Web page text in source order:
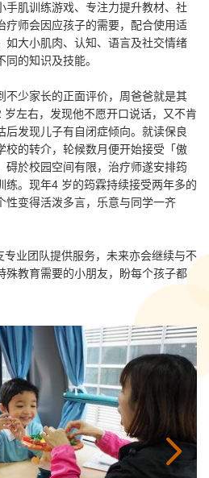
手肌训练游戏、专注力提升教材、社
疗师会因应孩子的需要，配合使用适
如大小肌肉、认知、语言及社交情绪
的知识及技能。
不少家长的正面评价，周爸爸就是其
左右，发现他不愿开口说话，又不肯
后发现儿子有自闭症倾向。就读保良
校的转介，轮候数月便开始接受「傲
碍於校园空间有限，治疗师遂安排筠
练。现年4 岁的筠霖持续接受两年多的
性变得活泼多言，乐意与同学一齐
专业团队提供服务，未来亦会继续与不
殊教育需要的小朋友，盼每个孩子都